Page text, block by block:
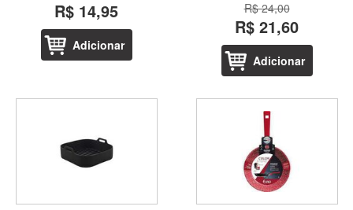
R$ 14,95
Adicionar
R$ 24,00
R$ 21,60
Adicionar